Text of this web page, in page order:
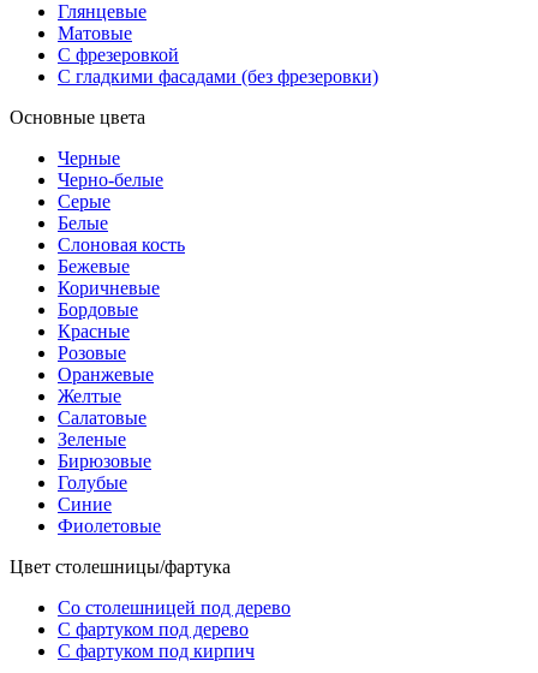
Глянцевые
Матовые
С фрезеровкой
С гладкими фасадами (без фрезеровки)
Основные цвета
Черные
Черно-белые
Серые
Белые
Слоновая кость
Бежевые
Коричневые
Бордовые
Красные
Розовые
Оранжевые
Желтые
Салатовые
Зеленые
Бирюзовые
Голубые
Синие
Фиолетовые
Цвет столешницы/фартука
Со столешницей под дерево
С фартуком под дерево
С фартуком под кирпич